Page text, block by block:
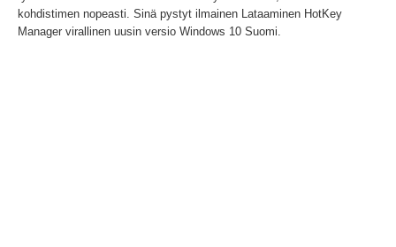
kohdistimen nopeasti. Sinä pystyt ilmainen Lataaminen HotKey
Manager virallinen uusin versio Windows 10 Suomi.